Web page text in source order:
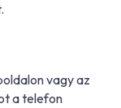
vagy az
a telefon